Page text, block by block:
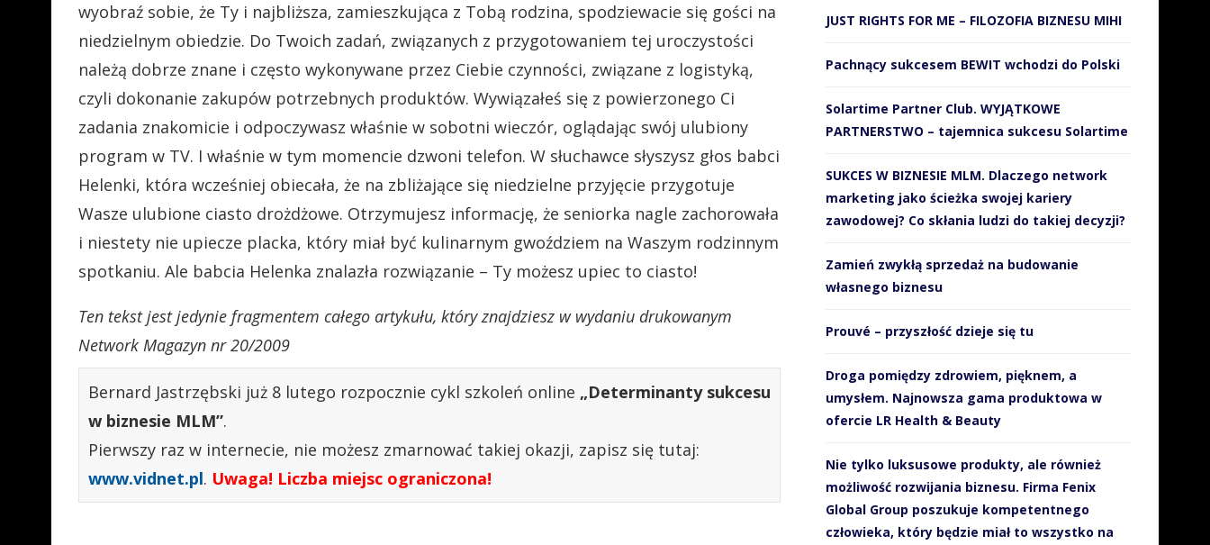
wyobraź sobie, że Ty i najbliższa, zamieszkująca z Tobą rodzina, spodziewacie się gości na
niedzielnym obiedzie. Do Twoich zadań, związanych z przygotowaniem tej uroczystości
należą dobrze znane i często wykonywane przez Ciebie czynności, związane z logistyką,
czyli dokonanie zakupów potrzebnych produktów. Wywiązałeś się z powierzonego Ci
zadania znakomicie i odpoczywasz właśnie w sobotni wieczór, oglądając swój ulubiony
program w TV. I właśnie w tym momencie dzwoni telefon. W słuchawce słyszysz głos babci
Helenki, która wcześniej obiecała, że na zbliżające się niedzielne przyjęcie przygotuje
Wasze ulubione ciasto drożdżowe. Otrzymujesz informację, że seniorka nagle zachorowała
i niestety nie upiecze placka, który miał być kulinarnym gwoździem na Waszym rodzinnym
spotkaniu. Ale babcia Helenka znalazła rozwiązanie – Ty możesz upiec to ciasto!
Ten tekst jest jedynie fragmentem całego artykułu, który znajdziesz w wydaniu drukowanym
Network Magazyn nr 20/2009
Bernard Jastrzębski już 8 lutego rozpocznie cykl szkoleń online „Determinanty sukcesu
w biznesie MLM”.
Pierwszy raz w internecie, nie możesz zmarnować takiej okazji, zapisz się tutaj:
www.vidnet.pl. Uwaga! Liczba miejsc ograniczona!
JUST RIGHTS FOR ME – FILOZOFIA BIZNESU MIHI
Pachnący sukcesem BEWIT wchodzi do Polski
Solartime Partner Club. WYJĄTKOWE
PARTNERSTWO – tajemnica sukcesu Solartime
SUKCES W BIZNESIE MLM. Dlaczego network
marketing jako ścieżka swojej kariery
zawodowej? Co skłania ludzi do takiej decyzji?
Zamień zwykłą sprzedaż na budowanie
własnego biznesu
Prouvé – przyszłość dzieje się tu
Droga pomiędzy zdrowiem, pięknem, a
umysłem. Najnowsza gama produktowa w
ofercie LR Health & Beauty
Nie tylko luksusowe produkty, ale również
możliwość rozwijania biznesu. Firma Fenix
Global Group poszukuje kompetentnego
człowieka, który będzie miał to wszystko na